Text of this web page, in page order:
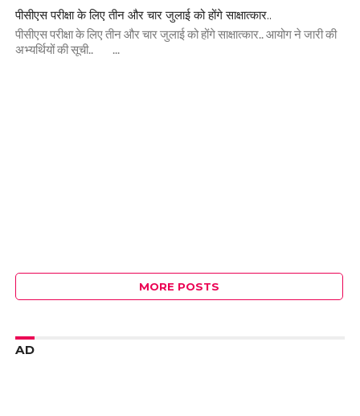
पीसीएस परीक्षा के लिए तीन और चार जुलाई को होंगे साक्षात्कार..
पीसीएस परीक्षा के लिए तीन और चार जुलाई को होंगे साक्षात्कार.. आयोग ने जारी की
अभ्यर्थियों की सूची.. ...
MORE POSTS
AD